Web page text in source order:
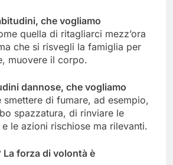
che vogliamo
quella di ritagliarci mezz’ora
che si risvegli la famiglia per
muovere il corpo.
dannose, che vogliamo
smettere di fumare, ad esempio,
spazzatura, di rinviare le
le azioni rischiose ma rilevanti.
La forza di volontà è